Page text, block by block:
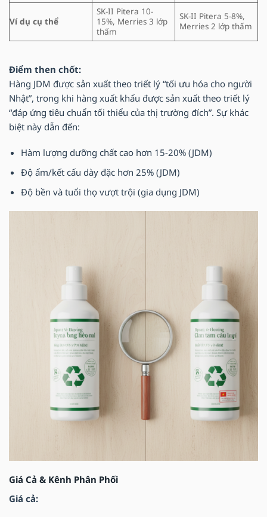
Ví dụ cụ thể
SK-II Pitera 10-
15%, Merries 3 lớp
thấm
SK-II Pitera 5-8%,
Merries 2 lớp thấm
Điểm then chốt:
Hàng JDM được sản xuất theo triết lý “tối ưu hóa cho người
Nhật”, trong khi hàng xuất khẩu được sản xuất theo triết lý
“đáp ứng tiêu chuẩn tối thiểu của thị trường đích”. Sự khác
biệt này dẫn đến:
Hàm lượng dưỡng chất cao hơn 15-20% (JDM)
Độ ẩm/kết cấu dày đặc hơn 25% (JDM)
Độ bền và tuổi thọ vượt trội (gia dụng JDM)
Giá Cả & Kênh Phân Phối
Giá cả: